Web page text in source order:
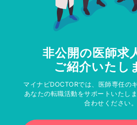
非公開の医師求
ご紹介いたし
マイナビDOCTORでは、医師専任の
あなたの転職活動をサポートいたし
合わせください。